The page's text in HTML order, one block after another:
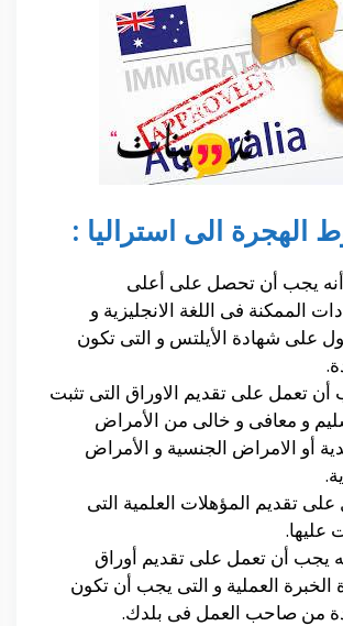
الهجرة الى استراليا :
يجب أن تحصل على أعلى
الممكنة فى اللغة الانجليزية و
على شهادة الأيلتس و التى تكون
تعمل على تقديم الاوراق التى تثبت
و معافى و خالى من الأمراض
أو الامراض الجنسية و الأمراض
على تقديم المؤهلات العلمية التى
يجب أن تعمل على تقديم أوراق
الخبرة العملية و التى يجب أن تكون
من صاحب العمل فى بلدك.